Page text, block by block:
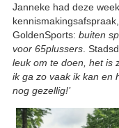
Janneke had deze
GoldenSports: buiten
voor 65plussers .
leuk om te doen, het is
ik ga zo vaak ik kan en
nog gezellig!’